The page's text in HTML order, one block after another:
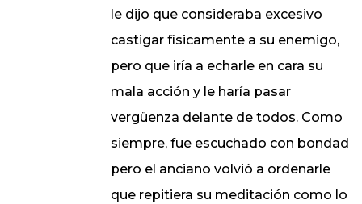
le dijo que consideraba excesivo
castigar físicamente a su enemigo,
pero que iría a echarle en cara su
mala acción y le haría pasar
vergüenza delante de todos. Como
siempre, fue escuchado con bondad
pero el anciano volvió a ordenarle
que repitiera su meditación como lo